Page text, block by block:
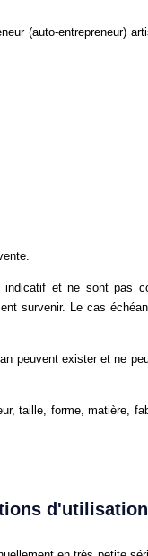
(auto-entrepreneur)
et ne sont pas
survenir. Le cas
peuvent exister et ne
taille, forme, matière,
d'utilisation